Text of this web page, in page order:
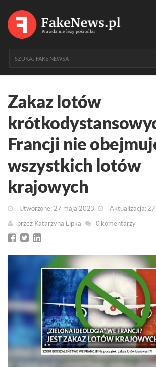
Zakaz lotów
Francji nie
wszystkich lotów
krajowych
Utworzone: 27 maja 2023
Aktualizacja:
przez Katarzyna Lipka 0 komentarzy